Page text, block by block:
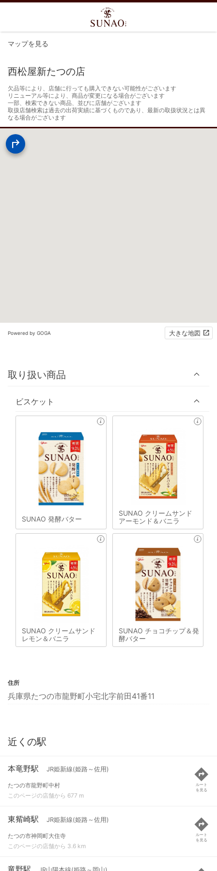
マップを見る
西松屋新たつの店
欠品等により、店舗に行っても購入できない可能性がございます
リニューアル等により、商品が変更になる場合がございます
一部、検索できない商品、並びに店舗がございます
取扱店舗検索は過去の出荷実績に基づくものであり、最新の取扱状況とは異
なる場合がございます
Powered by GOGA 大きな地図
取り扱い商品
ビスケット
SUNAO 発酵バター
SUNAO クリームサンド
アーモンド＆バニラ
SUNAO クリームサンド
レモン＆バニラ
SUNAO チョコチップ＆発
酵バター
住所
兵庫県たつの市龍野町小宅北字前田41番11
近くの駅
本竜野駅 JR姫新線(姫路～佐用)
たつの市龍野町中村
このページの店舗から 677 m
ルート
を見る
東觜崎駅 JR姫新線(姫路～佐用)
たつの市神岡町大住寺
このページの店舗から 3.6 km
ルート
を見る
竜野駅